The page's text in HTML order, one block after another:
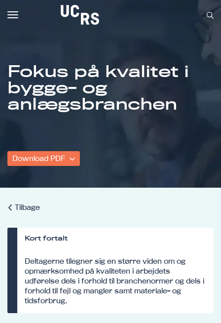
Om UCRS
Bliv faglært
Fokus på kvalitet i
bygge- og
anlægsbranchen
Download PDF
Tilbage
Kort fortalt
Deltagerne tilegner sig en større viden om og
opmærksomhed på kvaliteten i arbejdets
udførelse dels i forhold til branchenormer og dels i
forhold til fejl og mangler samt materiale- og
tidsforbrug.